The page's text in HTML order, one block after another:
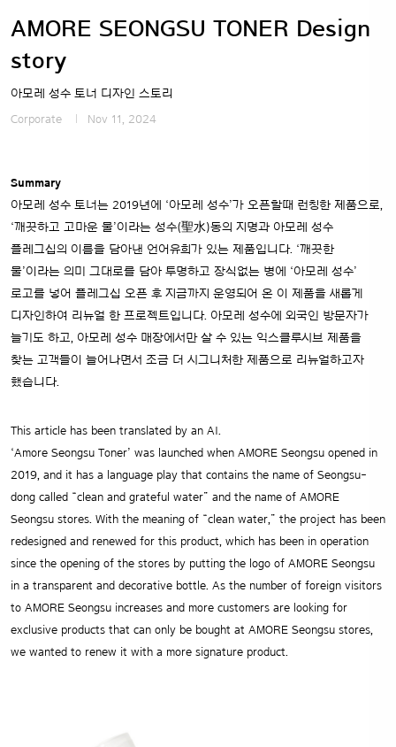
AMORE SEONGSU TONER Design
story
아모레 성수 토너 디자인 스토리
Corporate Nov 11, 2024
Summary
아모레 성수 토너는 2019년에 ‘아모레 성수’가 오픈할때 런칭한 제품으로,
‘깨끗하고 고마운 물’이라는 성수(聖水)동의 지명과 아모레 성수
플레그십의 이름을 담아낸 언어유희가 있는 제품입니다. ‘깨끗한
물’이라는 의미 그대로를 담아 투명하고 장식없는 병에 ‘아모레 성수’
로고를 넣어 플레그십 오픈 후 지금까지 운영되어 온 이 제품을 새롭게
디자인하여 리뉴얼 한 프로젝트입니다. 아모레 성수에 외국인 방문자가
늘기도 하고, 아모레 성수 매장에서만 살 수 있는 익스클루시브 제품을
찾는 고객들이 늘어나면서 조금 더 시그니처한 제품으로 리뉴얼하고자
했습니다.
This article has been translated by an AI.
‘Amore Seongsu Toner’ was launched when AMORE Seongsu opened in
2019, and it has a language play that contains the name of Seongsu-
dong called “clean and grateful water” and the name of AMORE
Seongsu stores. With the meaning of “clean water,” the project has been
redesigned and renewed for this product, which has been in operation
since the opening of the stores by putting the logo of AMORE Seongsu
in a transparent and decorative bottle. As the number of foreign visitors
to AMORE Seongsu increases and more customers are looking for
exclusive products that can only be bought at AMORE Seongsu stores,
we wanted to renew it with a more signature product.